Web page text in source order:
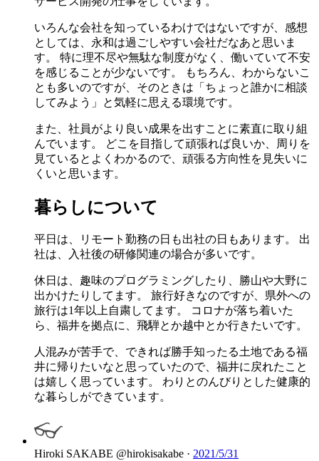
いろんな会社を知っているわけではないですが、感想
としては、永和は過ごしやすい会社だなあと思いま
す。 特に理不尽や無駄な制度がなく、働いていて不安
を感じることが少ないです。 もちろん、わからないこ
とも多いのですが、そのときは「ちょっと誰かに相談
してみよう」と気軽に思える環境です。
また、社員がより良い成果を出すことに素直に取り組
んでいます。 どこを目指して頑張れば良いか、周りを
見ているとよくわかるので、頑張る方向性を見失いに
くいと思います。
暮らしについて
平日は、リモート勤務の日も出社の日もあります。 出
社は、入社後の研修関連の場合が多いです。
休日は、趣味のプログラミングしたり、勝山や大野に
出かけたりしてます。 旅行好きなのですが、県外への
旅行は1年以上自粛してます。 コロナが落ち着いた
ら、福井を拠点に、飛騨とか越中とか行きたいです。
人混みが苦手で、できれば勝手知ったる土地である福
井に帰りたいなと思っていたので、福井に戻れたこと
は嬉しく思っています。 わりとのんびりとした健康的
な暮らしができています。
Hiroki SAKABE @hirokisakabe · 2021/5/31